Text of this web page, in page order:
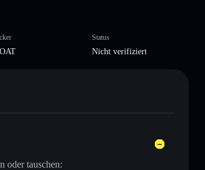
Status
Nicht verifiziert
oder tauschen: